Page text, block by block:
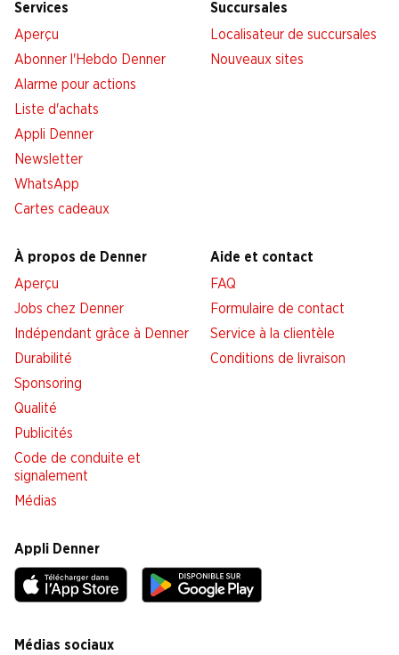
Services
Aperçu
Abonner l'Hebdo Denner
Alarme pour actions
Liste d'achats
Appli Denner
Newsletter
WhatsApp
Cartes cadeaux
Succursales
Localisateur de succursales
Nouveaux sites
À propos de Denner
Aperçu
Jobs chez Denner
Indépendant grâce à Denner
Durabilité
Sponsoring
Qualité
Publicités
Code de conduite et
signalement
Médias
Aide et contact
FAQ
Formulaire de contact
Service à la clientèle
Conditions de livraison
Appli Denner
Médias sociaux